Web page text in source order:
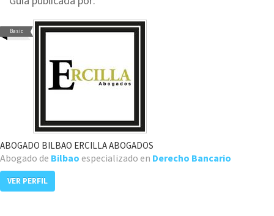
Basic
ABOGADO BILBAO ERCILLA ABOGADOS
Abogado de Bilbao especializado en Derecho Bancario
VER PERFIL